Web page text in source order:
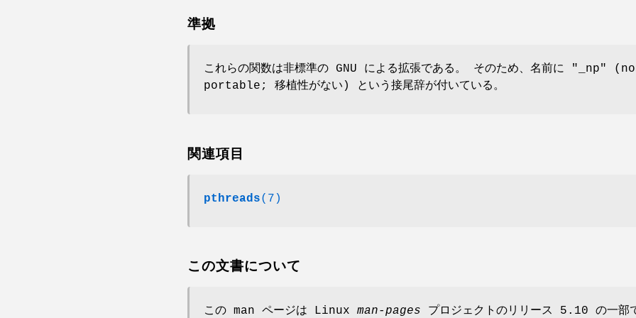
準拠
これらの関数は非標準の GNU による拡張である。 そのため、名前に "_np"
portable; 移植性がない) という接尾辞が付いている。
関連項目
pthreads(7)
この文書について
この man ページは Linux man-pages プロジェクトのリリース 5.10 の一部